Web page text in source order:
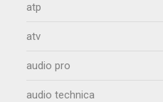
atp
atv
audio pro
audio technica